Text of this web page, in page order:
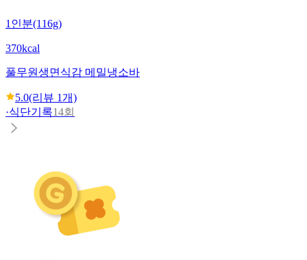
1인분(116g)
370kcal
풀무원생면식감 메밀냉소바
5.0(리뷰 1개)
·식단기록14회